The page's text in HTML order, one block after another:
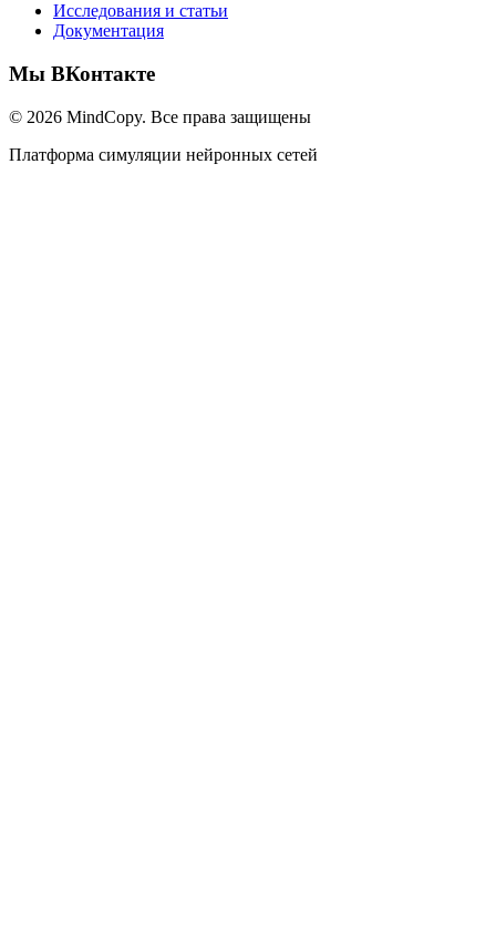
Исследования и статьи
Документация
Мы ВКонтакте
© 2026 MindCopy. Все права защищены
Платформа симуляции нейронных сетей